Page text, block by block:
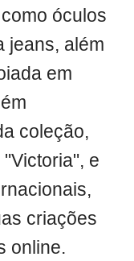
óculos
jeans, além
em
coleção,
e
criações
online.